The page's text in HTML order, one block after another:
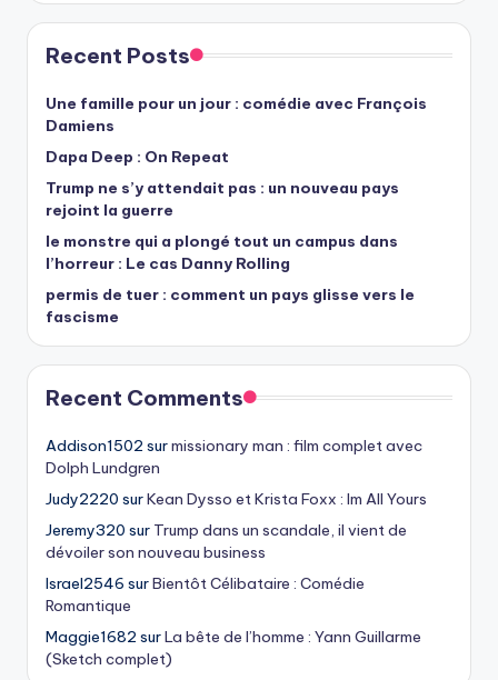
Recent Posts
Une famille pour un jour : comédie avec François
Damiens
Dapa Deep : On Repeat
Trump ne s’y attendait pas : un nouveau pays
rejoint la guerre
le monstre qui a plongé tout un campus dans
l’horreur : Le cas Danny Rolling
permis de tuer : comment un pays glisse vers le
fascisme
Recent Comments
Addison1502 surmissionary man : film complet avec
Dolph Lundgren
Judy2220 surKean Dysso et Krista Foxx : Im All Yours
Jeremy320 sur Trump dans un scandale, il vient de
dévoiler son nouveau business
Israel2546 surBientôt Célibataire : Comédie
Romantique
Maggie1682 surLa bête de l’homme : Yann Guillarme
(Sketch complet)